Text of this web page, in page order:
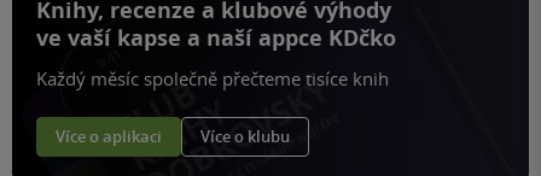
Knihy, recenze a klubové výhody
ve vaší kapse a naší appce KDčko
Každý měsíc společně přečteme tisíce knih
Více o aplikaci Více o klubu